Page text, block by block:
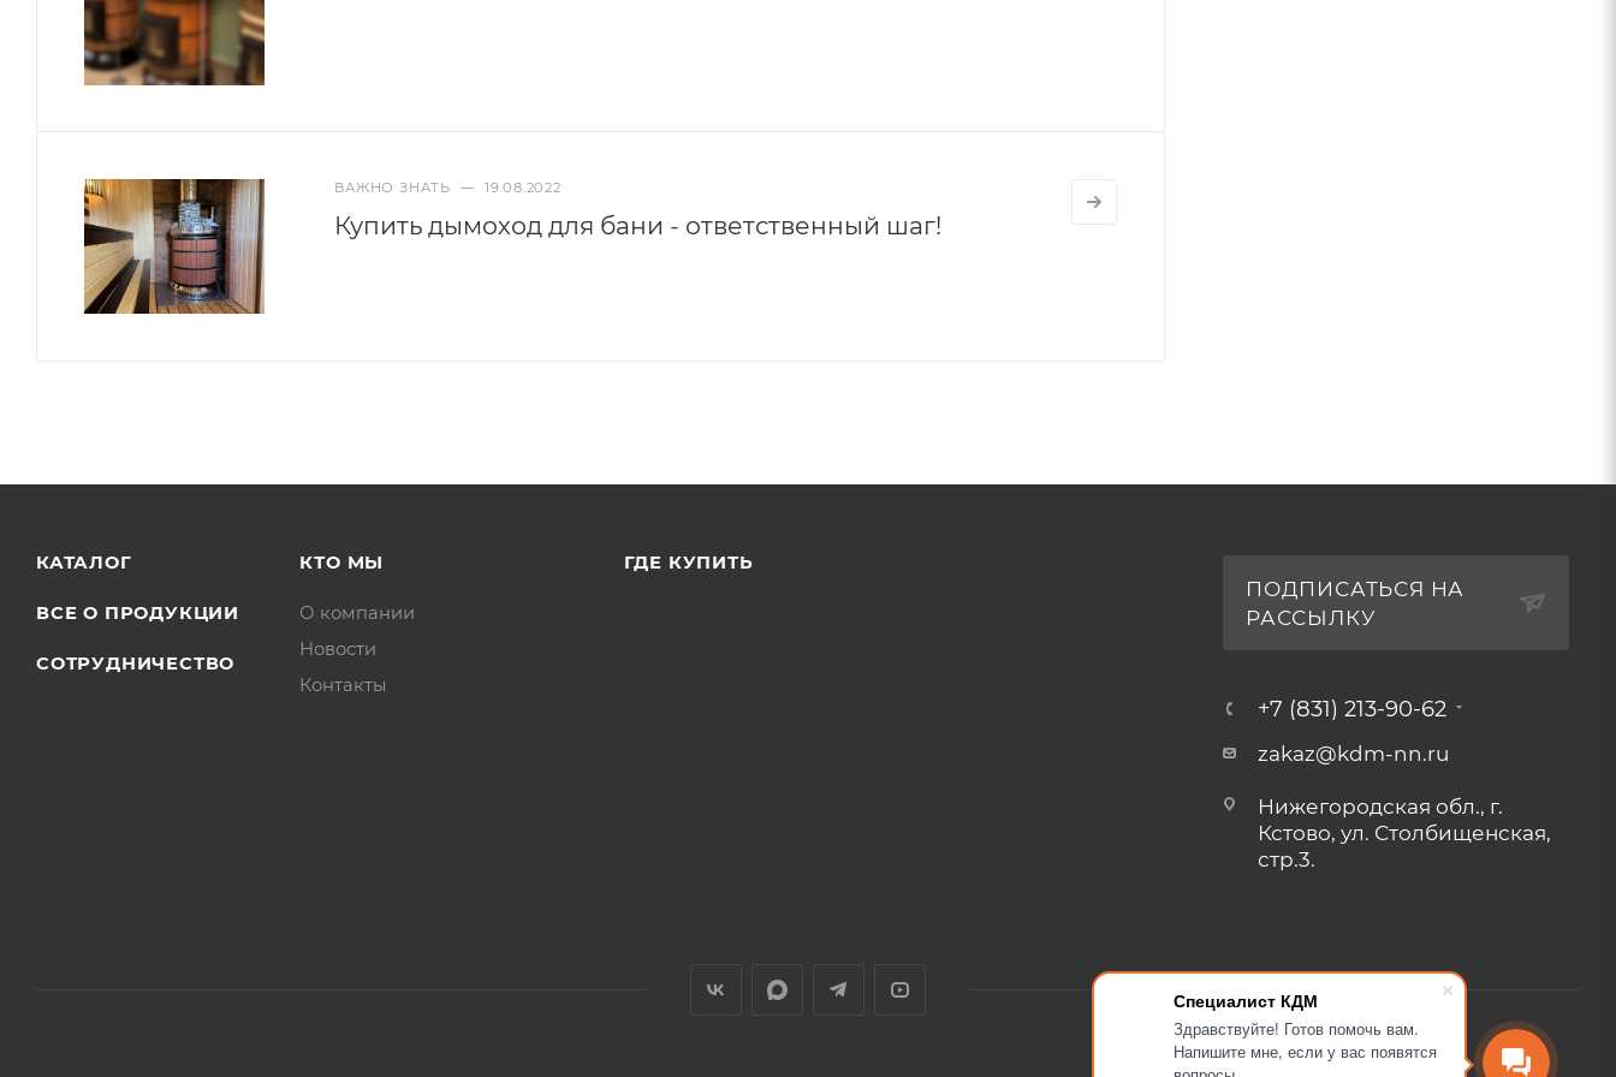
Специалист КДМ
Здравствуйте! Готов помочь вам.
Напишите мне, если у вас появятся
ВАЖНО ЗНАТЬ — 19.08.2022
Купить дымоход для бани - ответственный шаг!
КАТАЛОГ
ВСЕ О ПРОДУКЦИИ
СОТРУДНИЧЕСТВО
КТО МЫ
О компании
Новости
Контакты
ГДЕ КУПИТЬ
ПОДПИСАТЬСЯ НА
РАССЫЛКУ
+7 (831) 213-90-62
zakaz@kdm-nn.ru
Нижегородская обл., г.
Кстово, ул. Столбищенская,
стр.3.